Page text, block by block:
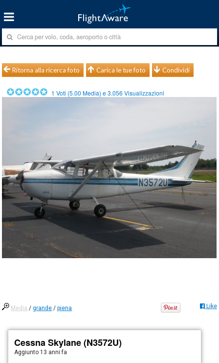
Ritorna alla ricerca foto Carica le tue foto Condividi
1 Voti (5.00 Media) e3.056 Visualizzazioni
Media /grande /piena Like
Cessna Skylane (N3572U)
Aggiunto 13 anni fa